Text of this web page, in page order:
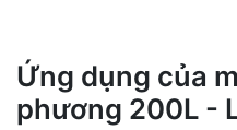
Ứng dụng của
phương 200L -